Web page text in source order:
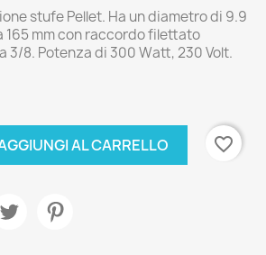
stufe Pellet. Ha un diametro di 9.9
165 mm con raccordo filettato
3/8. Potenza di 300 Watt, 230 Volt.
AL CARRELLO favorite_border